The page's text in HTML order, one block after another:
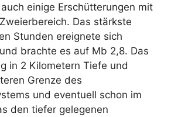
einige Erschütterungen mit
Das stärkste
Stunden ereignete sich
brachte es auf Mb 2,8. Das
in 2 Kilometern Tiefe und
Grenze des
und eventuell schon im
den tiefer gelegenen